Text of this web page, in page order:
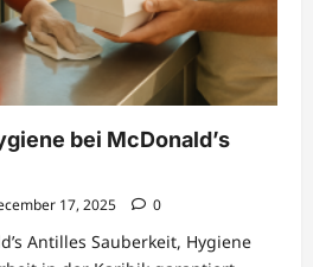
bei McDonald’s
17, 2025 0
Antilles Sauberkeit, Hygiene